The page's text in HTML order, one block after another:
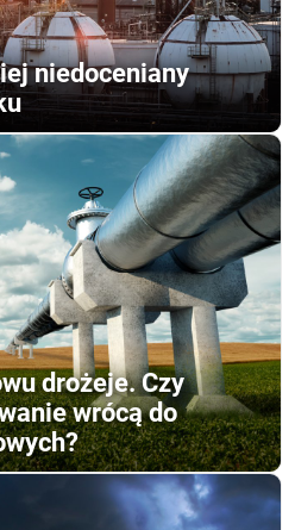
niedoceniany
drożeje. Czy
wrócą do